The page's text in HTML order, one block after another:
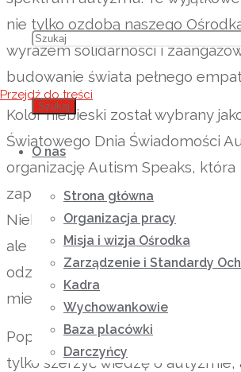
Szukaj
Przejdź do treści
O nas
Strona główna
Organizacja pracy
Misja i wizja Ośrodka
Zarządzenie i Standardy
Kadra
Wychowankowie
Baza placówki
Darczyńcy
nie tylko ozdobą naszego
wyrazem solidarności i
budowanie świata pełnego
Kolor niebieski został wybrany
Światowego Dnia Świadomości
organizację Autism Speaks, która
zapoczątkowała globalną akcję
Niebieski kojarzy się ze spokojem,
ale także z nieprzewidywalnością,
odzwierciedla wyzwania, z jakimi
mierzą się osoby w spektrum
Poprzez takie inicjatywy jak ta,
tylko szerzyć wiedzę o autyzmie,